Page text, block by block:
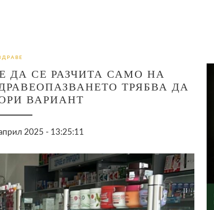
СЕ РАЗЧИТА САМО НА
ТРЯБВА ДА
ВАРИАНТ
2025 - 13:25:11